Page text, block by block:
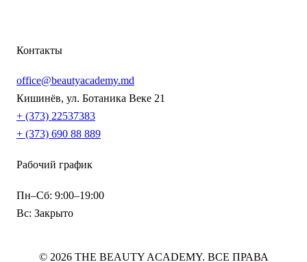
Контакты
office@beautyacademy.md
Кишинёв, ул. Ботаника Веке 21
+ (373) 22537383
+ (373) 690 88 889
Рабочий график
Пн–Сб: 9:00–19:00
Вс: Закрыто
© 2026 THE BEAUTY ACADEMY. ВСЕ ПРАВА